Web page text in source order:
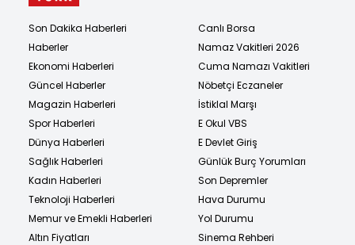
Son Dakika Haberleri
Haberler
Ekonomi Haberleri
Güncel Haberler
Magazin Haberleri
Spor Haberleri
Dünya Haberleri
Sağlık Haberleri
Kadın Haberleri
Teknoloji Haberleri
Memur ve Emekli Haberleri
Altın Fiyatları
Canlı Borsa
Namaz Vakitleri 2026
Cuma Namazı Vakitleri
Nöbetçi Eczaneler
İstiklal Marşı
E Okul VBS
E Devlet Giriş
Günlük Burç Yorumları
Son Depremler
Hava Durumu
Yol Durumu
Sinema Rehberi